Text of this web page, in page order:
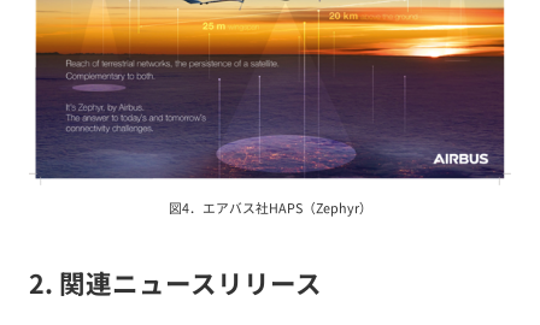
図4．エアバス社HAPS（Zephyr）
2. 関連ニュースリリース